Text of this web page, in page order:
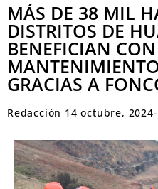
MÁS DE 38 MIL
DISTRITOS DE
BENEFICIAN CON
GRACIAS A
Redacción 14 octubre, 2024-